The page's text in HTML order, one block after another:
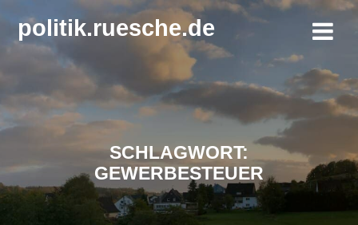
Zum
Inhalt
springen
politik.ruesche.de
SCHLAGWORT:
GEWERBESTEUER